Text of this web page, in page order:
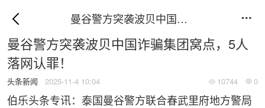
曼谷警方突袭波贝中国诈骗集团窝点，5人落网认罪！ 
曼谷警方突袭波贝中国诈骗集团窝点，5人
落网认罪！
 10744  0
头条新闻 2025-11-4 10:04
伯乐头条专讯：泰国曼谷警方联合春武里府地方警局